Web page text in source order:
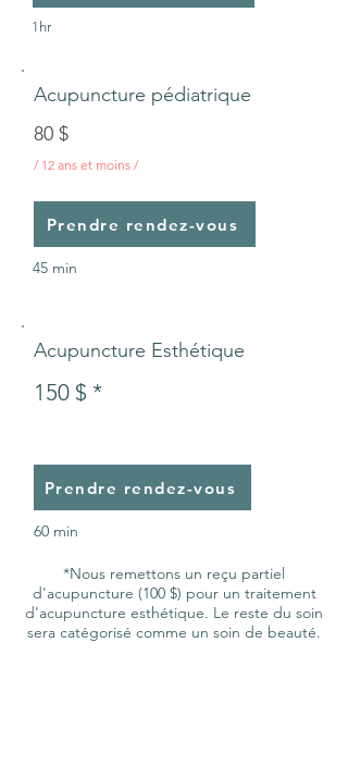
1hr
Acupuncture Esthétique
150 $ *
Prendre rendez-vous
60 min
*Nous remettons un reçu partiel
d'acupuncture (100 $) pour un traitement
d'acupuncture esthétique. Le reste du soin
sera catégorisé comme un soin de beauté.
Acupuncture pédiatrique
80 $
/ 12 ans et moins /
Prendre rendez-vous
45 min